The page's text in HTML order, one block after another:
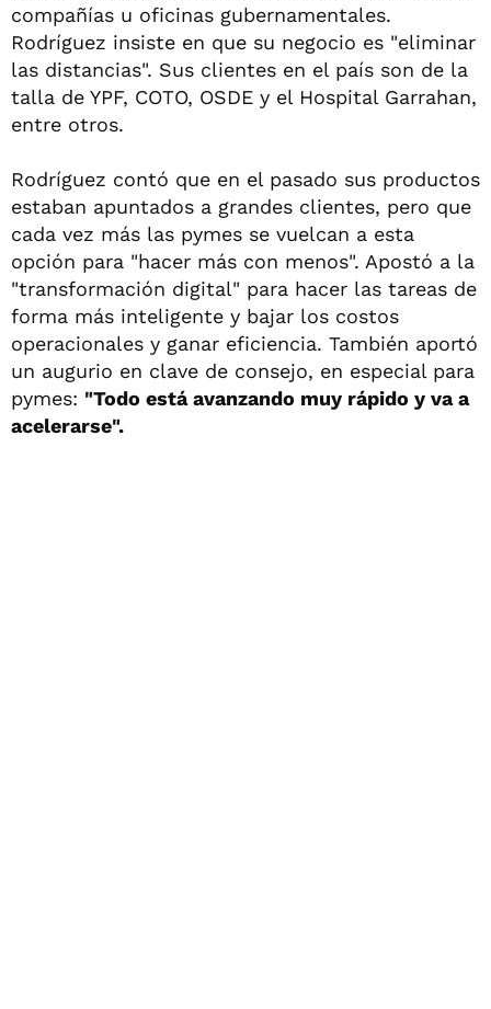
compañías u oficinas gubernamentales.
Rodríguez insiste en que su negocio es "eliminar
las distancias". Sus clientes en el país son de la
talla de YPF, COTO, OSDE y el Hospital Garrahan,
entre otros.
Rodríguez contó que en el pasado sus productos
estaban apuntados a grandes clientes, pero que
cada vez más las pymes se vuelcan a esta
opción para "hacer más con menos". Apostó a la
"transformación digital" para hacer las tareas de
forma más inteligente y bajar los costos
operacionales y ganar eficiencia. También aportó
un augurio en clave de consejo, en especial para
pymes: "Todo está avanzando muy rápido y va a
acelerarse".